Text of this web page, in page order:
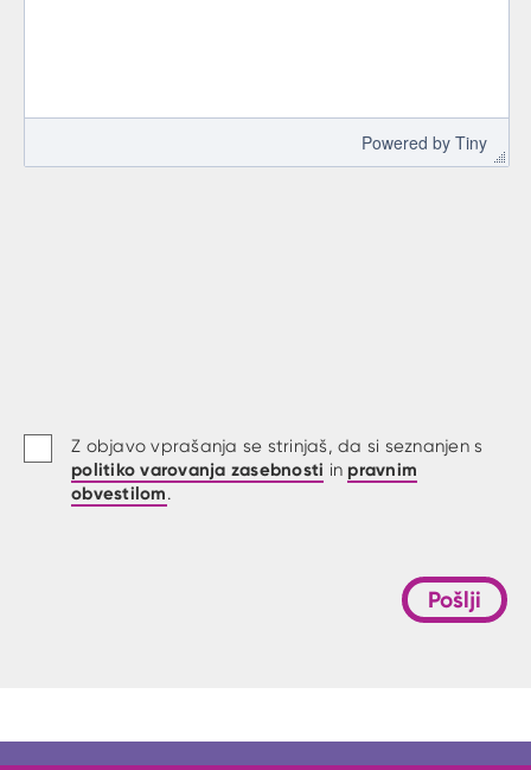
Powered by Tiny
Z objavo vprašanja se strinjaš, da si seznanjen s
politiko varovanja zasebnosti in pravnim
obvestilom.
Pošlji